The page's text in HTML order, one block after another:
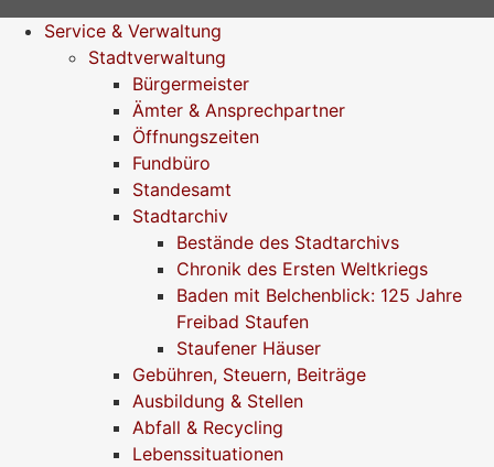
Service & Verwaltung
Stadtverwaltung
Bürgermeister
Ämter & Ansprechpartner
Öffnungszeiten
Fundbüro
Standesamt
Stadtarchiv
Bestände des Stadtarchivs
Chronik des Ersten Weltkriegs
Baden mit Belchenblick: 125 Jahre
Freibad Staufen
Staufener Häuser
Gebühren, Steuern, Beiträge
Ausbildung & Stellen
Abfall & Recycling
Lebenssituationen